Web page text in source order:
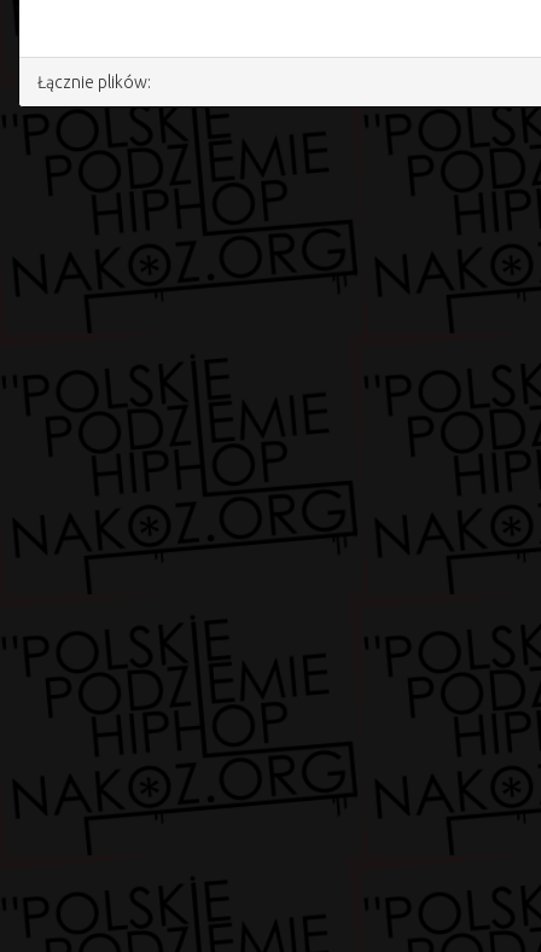
Łącznie plików: